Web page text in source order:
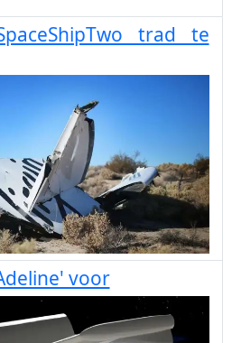
trad te
voor